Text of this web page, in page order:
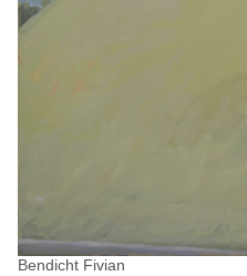
Bendicht Fivian